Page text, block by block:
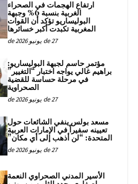
ارتفاع الهجمات في الصحراء
الغربية بنسبة 6% وجبهة
البوليساريو تؤكد أن القوات
المغربية تكبدت أكبر خسائرها
27 de يونيو de 2026
مؤتمر حاسم لجبهة البوليساريو:
براهيم غالي يواجه اختبار “التغيير”
في مرحلة حساسة للقضية
الصحراوية
27 de يونيو de 2026
مسعد بولس ينفي الشائعات حول
تعيينه سفيراً في الإمارات العربية
المتحدة: “لن أذهب إلى أي مكان”
27 de يونيو de 2026
الأسير المدني الصحراوي النعمة